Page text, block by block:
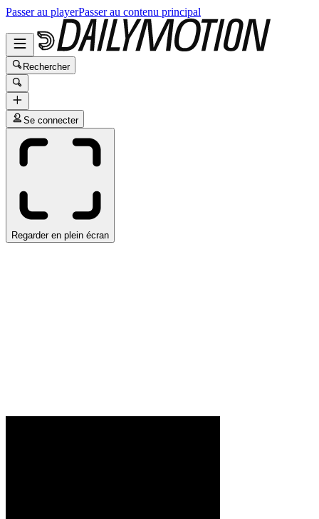
Passer au playerPasser au contenu principal
Rechercher
Se connecter
Regarder en plein écran